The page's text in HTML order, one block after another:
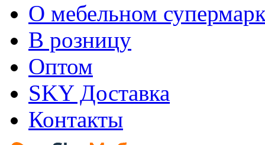
О мебельном
В розницу
Оптом
SKY Доставка
Контакты